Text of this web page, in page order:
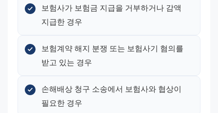
보험사가 보험금 지급을 거부하거나 감액
지급한 경우
보험계약 해지 분쟁 또는 보험사기 혐의를
받고 있는 경우
손해배상 청구 소송에서 보험사와 협상이
필요한 경우